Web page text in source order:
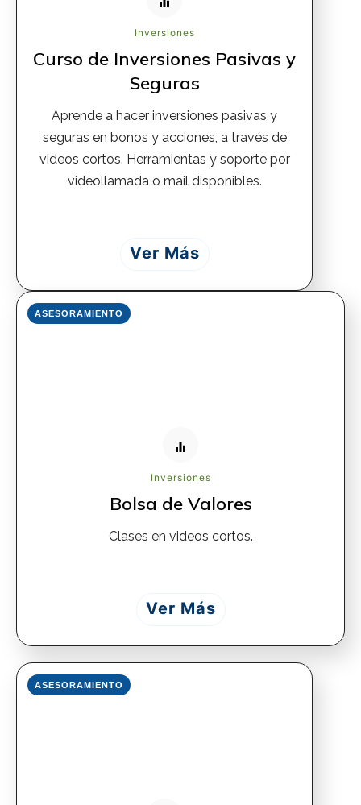
Inversiones
Curso de Inversiones Pasivas y
Seguras
Aprende a hacer inversiones pasivas y
seguras en bonos y acciones, a través de
videos cortos. Herramientas y soporte por
videollamada o mail disponibles.
Ver Más
ASESORAMIENTO
Inversiones
Bolsa de Valores
Clases en videos cortos.
Ver Más
ASESORAMIENTO